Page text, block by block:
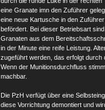
eine Granate imn den Zuführer
eine neue Kartusche in den
befördert. Bei dieser Betriebsart
Granaten aus dem
in der Minute eine reife Leistung.
zugeführt werden, das erfolgt durch
Wenn der Munitionsdurchfluss
machbar.
Die PzH verfügt über eine
diese Vorrichtung demontiert und